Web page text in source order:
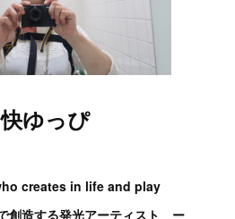
ゆっぴ
creates in life and play
創造する発光アーティスト ー